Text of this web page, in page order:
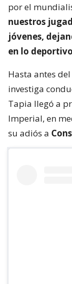
por el
nuestros
jóvenes,
en lo
Hasta antes
investiga
Tapia llegó a
Imperial, en
su adiós a